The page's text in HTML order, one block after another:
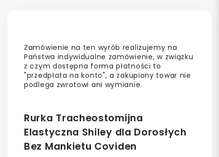
Zamówienie na ten wyrób realizujemy na
Państwa indywidualne zamówienie, w związku
z czym dostępna forma płatności to
"przedpłata na konto", a zakupiony towar nie
podlega zwrotowi ani wymianie.
Rurka Tracheostomijna
Elastyczna Shiley dla Dorosłych
Bez Mankietu Coviden